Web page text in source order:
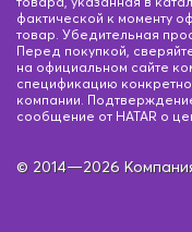
фактической к моменту
товар. Убедительная
Перед покупкой,
на официальном сайте
спецификацию
компании.
сообщение от HATAR о
© 2014—2026